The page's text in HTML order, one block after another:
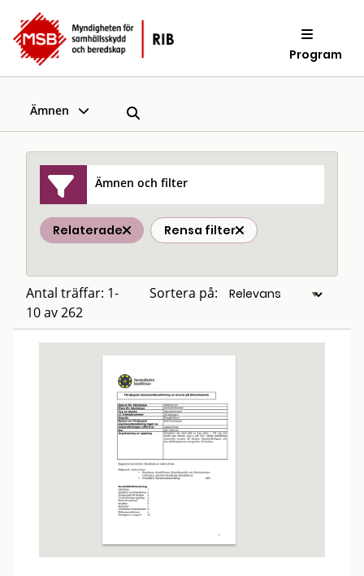
Program
Ämnen
Ämnen och filter
Relaterade Rensa filter
Antal träffar: 1-
10 av 262
Sortera på: